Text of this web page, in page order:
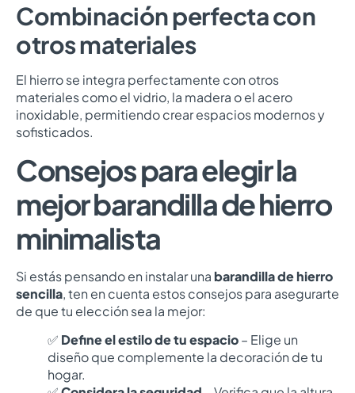
Combinación perfecta con
otros materiales
El hierro se integra perfectamente con otros
materiales como el vidrio, la madera o el acero
inoxidable, permitiendo crear espacios modernos y
sofisticados.
Consejos para elegir la
mejor barandilla de hierro
minimalista
Si estás pensando en instalar unabarandilla de hierro
sencilla, ten en cuenta estos consejos para asegurarte
de que tu elección sea la mejor:
✅ Define el estilo de tu espacio– Elige un
diseño que complemente la decoración de tu
hogar.